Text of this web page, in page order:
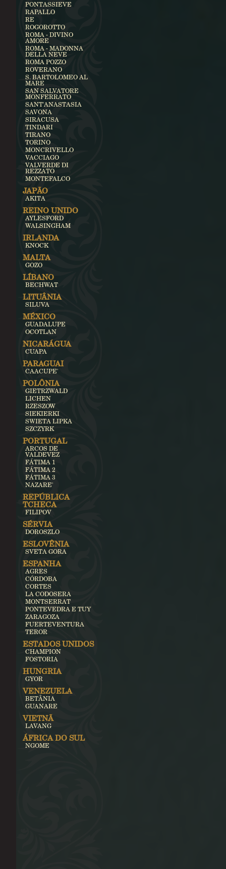
PONTASSIEVE
RAPALLO
RE
ROGOROTTO
ROMA - DIVINO
AMORE
ROMA - MADONNA
DELLA NEVE
ROMA POZZO
ROVERANO
S. BARTOLOMEO AL
MARE
SAN SALVATORE
MONFERRATO
SANT'ANASTASIA
SAVONA
SIRACUSA
TINDARI
TIRANO
TORINO
MONCRIVELLO
VACCIAGO
VALVERDE DI
REZZATO
MONTEFALCO
JAPÃO
AKITA
REINO UNIDO
AYLESFORD
WALSINGHAM
IRLANDA
KNOCK
MALTA
GOZO
LÍBANO
BECHWAT
LITUÂNIA
SILUVA
MÉXICO
GUADALUPE
OCOTLAN
NICARÁGUA
CUAPA
PARAGUAI
CAACUPE'
POLÔNIA
GIETRZWALD
LICHEN
RZESZOW
SIEKIERKI
SWIETA LIPKA
SZCZYRK
PORTUGAL
ARCOS DE
VALDEVEZ
FÁTIMA 1
FÁTIMA 2
FÁTIMA 3
NAZARE'
REPÚBLICA
TCHECA
FILIPOV
SÉRVIA
DOROSZLO
ESLOVÊNIA
SVETA GORA
ESPANHA
AGRES
CÓRDOBA
CORTES
LA CODOSERA
MONTSERRAT
PONTEVEDRA E TUY
ZARAGOZA
FUERTEVENTURA
TEROR
ESTADOS UNIDOS
CHAMPION
FOSTORIA
HUNGRIA
GYOR
VENEZUELA
BETÂNIA
GUANARE
VIETNÃ
LAVANG
ÁFRICA DO SUL
NGOME